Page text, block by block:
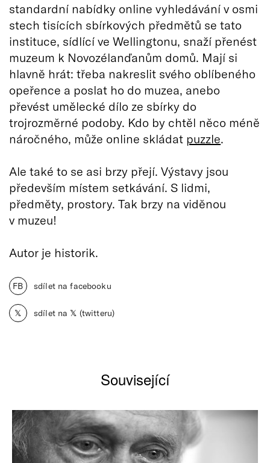
standardní nabídky online vyhledávání v osmi
stech tisících sbírkových předmětů se tato
instituce, sídlící ve Wellingtonu, snaží přenést
muzeum k Novozélanďanům domů. Mají si
hlavně hrát: třeba nakreslit svého oblíbeného
opeřence a poslat ho do muzea, anebo
převést umělecké dílo ze sbírky do
trojrozměrné podoby. Kdo by chtěl něco méně
náročného, může online skládat puzzle.
Ale také to se asi brzy přejí. Výstavy jsou
především místem setkávání. S lidmi,
předměty, prostory. Tak brzy na viděnou
v muzeu!
Autor je historik.
FB sdílet na facebooku
𝕏 sdílet na 𝕏 (twitteru)
Související